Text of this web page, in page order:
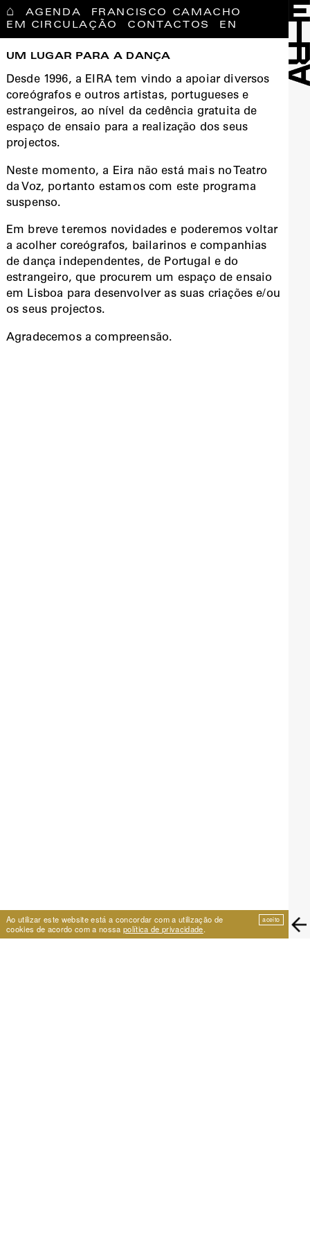
⌂ AGENDA
FRANCISCO CAMACHO
EM CIRCULAÇÃO
CONTACTOS EN
UM LUGAR PARA A DANÇA
Desde 1996, a EIRA tem vindo a apoiar diversos
coreógrafos e outros artistas, portugueses e
estrangeiros, ao nível da cedência gratuita de
espaço de ensaio para a realização dos seus
projectos.
Neste momento, a Eira não está mais no Teatro
da Voz, portanto estamos com este programa
suspenso.
Em breve teremos novidades e poderemos voltar
a acolher coreógrafos, bailarinos e companhias
de dança independentes, de Portugal e do
estrangeiro, que procurem um espaço de ensaio
em Lisboa para desenvolver as suas criações e/ou
os seus projectos.
Agradecemos a compreensão.
Ao utilizar este website está a concordar com a utilização de
cookies de acordo com a nossapolítica de privacidade.
aceito